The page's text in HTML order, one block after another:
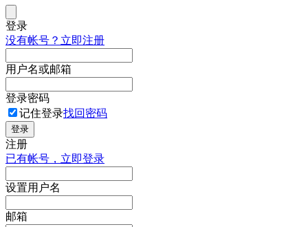
登录
没有帐号？立即注册
用户名或邮箱
登录密码
记住登录找回密码
登录
注册
已有帐号，立即登录
设置用户名
邮箱